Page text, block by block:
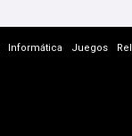
Informática Juegos